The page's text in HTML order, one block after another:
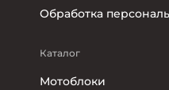
Обработка
Каталог
Мотоблоки